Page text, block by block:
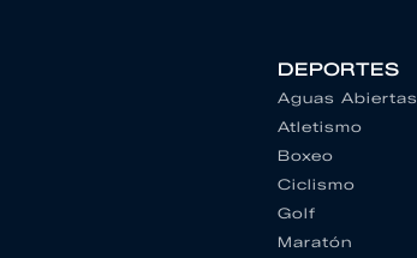
DEPORTES
Aguas Abiertas
Atletismo
Boxeo
Ciclismo
Golf
Maratón